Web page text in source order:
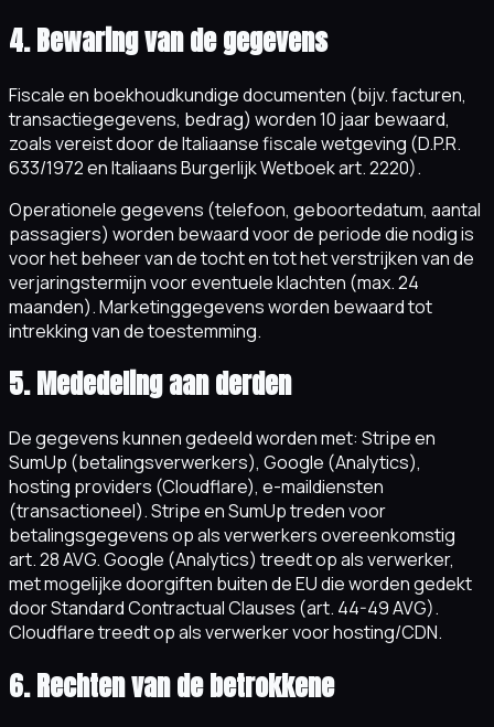
4. Bewaring van de gegevens
Fiscale en boekhoudkundige documenten (bijv. facturen,
transactiegegevens, bedrag) worden 10 jaar bewaard,
zoals vereist door de Italiaanse fiscale wetgeving (D.P.R.
633/1972 en Italiaans Burgerlijk Wetboek art. 2220).
Operationele gegevens (telefoon, geboortedatum, aantal
passagiers) worden bewaard voor de periode die nodig is
voor het beheer van de tocht en tot het verstrijken van de
verjaringstermijn voor eventuele klachten (max. 24
maanden). Marketinggegevens worden bewaard tot
intrekking van de toestemming.
5. Mededeling aan derden
De gegevens kunnen gedeeld worden met: Stripe en
SumUp (betalingsverwerkers), Google (Analytics),
hosting providers (Cloudflare), e-maildiensten
(transactioneel). Stripe en SumUp treden voor
betalingsgegevens op als verwerkers overeenkomstig
art. 28 AVG. Google (Analytics) treedt op als verwerker,
met mogelijke doorgiften buiten de EU die worden gedekt
door Standard Contractual Clauses (art. 44-49 AVG).
Cloudflare treedt op als verwerker voor hosting/CDN.
6. Rechten van de betrokkene